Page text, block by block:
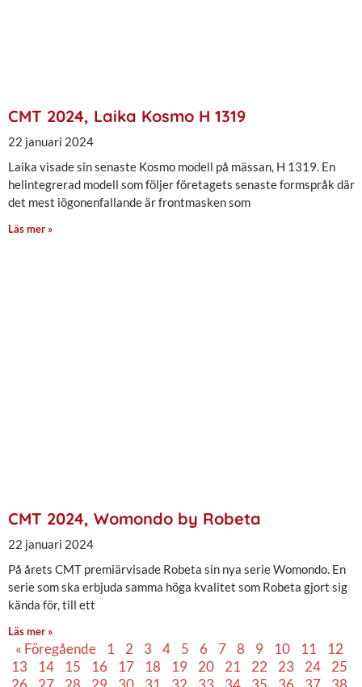
CMT 2024, Laika Kosmo H 1319
22 januari 2024
Laika visade sin senaste Kosmo modell på mässan, H 1319. En
helintegrerad modell som följer företagets senaste formspråk där
det mest iögonenfallande är frontmasken som
Läs mer »
CMT 2024, Womondo by Robeta
22 januari 2024
På årets CMT premiärvisade Robeta sin nya serie Womondo. En
serie som ska erbjuda samma höga kvalitet som Robeta gjort sig
kända för, till ett
Läs mer »
« Föregående 1 2 3 4 5 6 7 8 9 10 11
12
13
14 15 16 17 18 19 20 21 22 23 24
25